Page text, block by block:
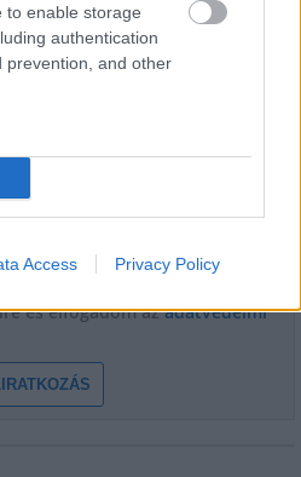
to enable storage
authentication
prevention, and other
Access Privacy Policy
és elfogadom azadatvédelmi